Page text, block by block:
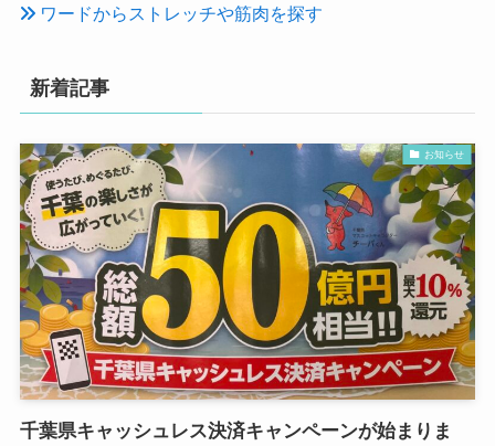
ワードからストレッチや筋肉を探す
新着記事
お知らせ
千葉県キャッシュレス決済キャンペーンが始まりま